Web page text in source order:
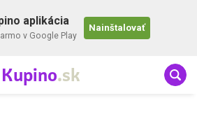
aplikácia
v Google Play
Nainštalovať
Kupino.sk